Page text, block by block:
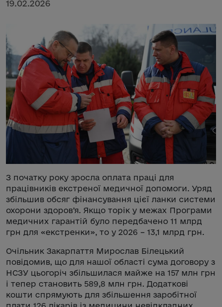
19.02.2026
З початку року зросла оплата праці для
працівників екстреної медичної допомоги. Уряд
збільшив обсяг фінансування цієї ланки системи
охорони здоров’я. Якщо торік у межах Програми
медичних гарантій було передбачено 11 млрд
грн для «екстренки», то у 2026 – 13,1 млрд грн.
Очільник Закарпаття Мирослав Білецький
повідомив, що для нашої області сума договору з
НСЗУ цьогоріч збільшилася майже на 157 млн грн
і тепер становить 589,8 млн грн. Додаткові
кошти спрямують для збільшення заробітної